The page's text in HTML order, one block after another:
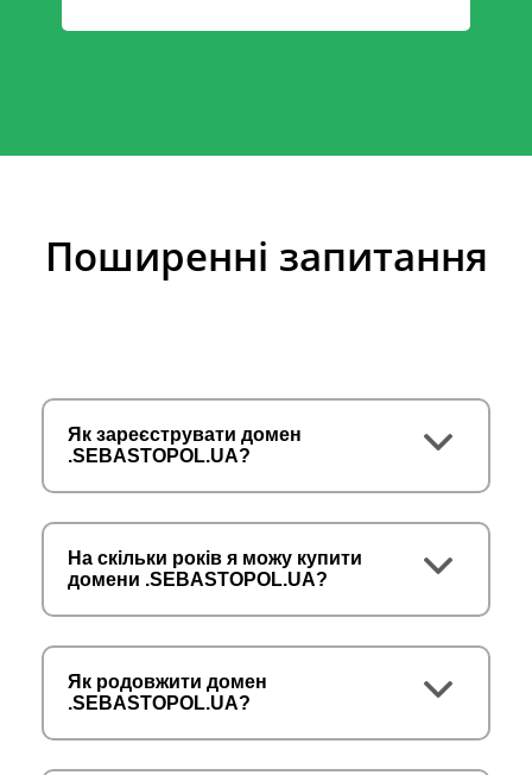
Поширенні запитання
Як зареєструвати домен
.SEBASTOPOL.UA?
На скільки років я можу купити
домени .SEBASTOPOL.UA?
Як родовжити домен
.SEBASTOPOL.UA?